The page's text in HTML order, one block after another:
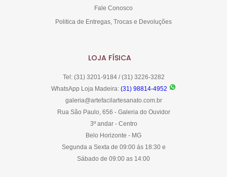
Fale Conosco
Politica de Entregas, Trocas e Devoluções
LOJA FÍSICA
Tel: (31) 3201-9184 / (31) 3226-3282
WhatsApp Loja Madeira: (31) 98814-4952
galeria@artefacilartesanato.com.br
Rua São Paulo, 656 - Galeria do Ouvidor
3º andar - Centro
Belo Horizonte - MG
Segunda a Sexta de 09:00 ás 18:30 e
Sábado de 09:00 as 14:00